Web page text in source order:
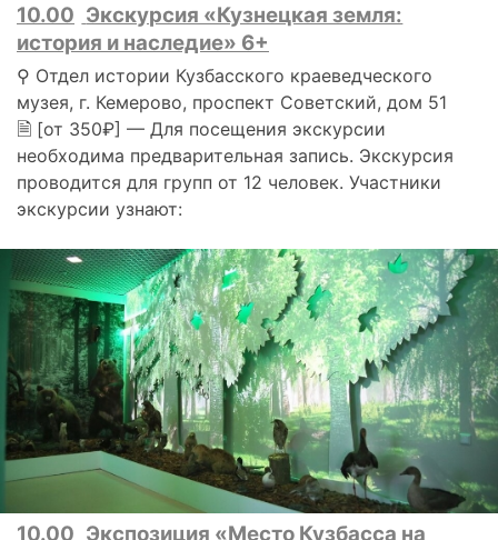
10.00 Экскурсия «Кузнецкая земля:
история и наследие» 6+
⚲ Отдел истории Кузбасского краеведческого
музея, г. Кемерово, проспект Советский, дом 51
🗎 [от 350₽] — Для посещения экскурсии
необходима предварительная запись. Экскурсия
проводится для групп от 12 человек. Участники
экскурсии узнают:
10.00 Экспозиция «Место Кузбасса на